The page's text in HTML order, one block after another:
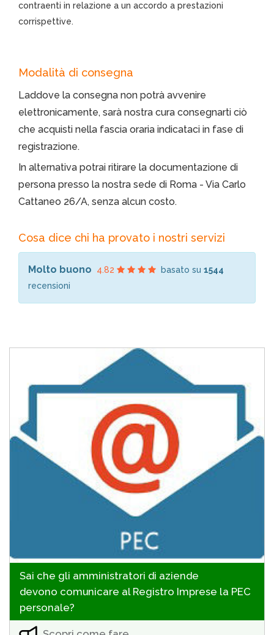
contraenti in relazione a un accordo a prestazioni
corrispettive.
Modalità di consegna
Laddove la consegna non potrà avvenire
elettronicamente, sarà nostra cura consegnarti ciò
che acquisti nella fascia oraria indicataci in fase di
registrazione.
In alternativa potrai ritirare la documentazione di
persona presso la nostra sede di Roma - Via Carlo
Cattaneo 26/A, senza alcun costo.
Cosa dice chi ha provato i nostri servizi
Molto buono 4.82 basato su 1544
recensioni
Sai che gli amministratori di aziende
devono comunicare al Registro Imprese la PEC
personale?